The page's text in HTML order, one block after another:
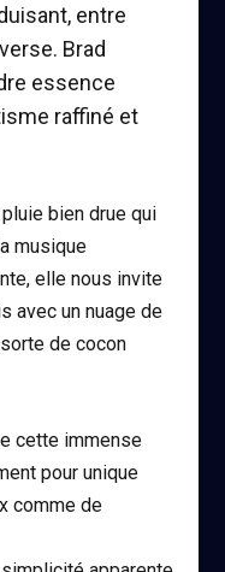
entre
Brad
essence
raffiné et
bien drue qui
musique
elle nous invite
avec un nuage de
de cocon
cette immense
pour unique
comme de